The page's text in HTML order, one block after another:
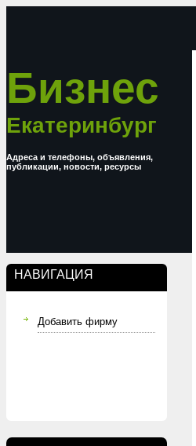
Бизнес
Екатеринбург
Адреса и телефоны, объявления,
публикации, новости, ресурсы
НАВИГАЦИЯ
Добавить фирму